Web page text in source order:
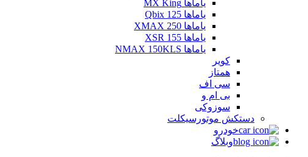
یاماها MX King
یاماها Qbix 125
یاماها XMAX 250
یاماها XSR 155
یاماها NMAX 150KLS
کویر
همتاز
سی اف
بی ام و
سوزوکی
دستکش موتورسیکلت
خودرو
وبلاگ